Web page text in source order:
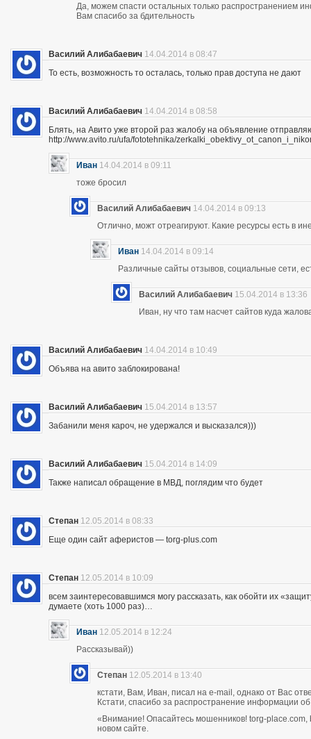
Да, можем спасти остальных только распространением
Вам спасибо за бдительность
Василий Алибабаевич 14.04.2014 в 08:47
То есть, возможность то осталась, только прав доступа не дают
Василий Алибабаевич 14.04.2014 в 08:58
Блять, на Авито уже второй раз жалобу на объявление
http://www.avito.ru/ufa/fototehnika/
Иван 14.04.2014 в 09:11
тоже бросил
Василий Алибабаевич 14.04.2014 в 09:13
Отлично, можт отреагируют. Какие ресурсы есть в
Иван 14.04.2014 в 09:14
Различные сайты отзывов, социальные сети,
Василий Алибабаевич 15.04.2014 в 13:36
Иван, ну что там насчет сайтов куда
Василий Алибабаевич 14.04.2014 в 10:49
Объява на авито заблокирована!
Василий Алибабаевич 15.04.2014 в 13:57
Забанили меня кароч, не удержался и высказался)))
Василий Алибабаевич 15.04.2014 в 14:09
Также написал обращение в МВД, поглядим что будет
Степан 12.05.2014 в 08:33
Еще один сайт аферистов — torg-plus.com
Степан 12.05.2014 в 10:09
всем заинтересовавшимся могу рассказать, как обойти их
думаете (хоть 1000 раз)…
Иван 12.05.2014 в 12:24
Рассказывай))
Степан 12.05.2014 в 13:40
кстати, Вам, Иван, писал на e-mail, однако от Вас
Кстати, спасибо за распространение информации
«Внимание! Опасайтесь мошенников! torg-place.com,
новом сайте.